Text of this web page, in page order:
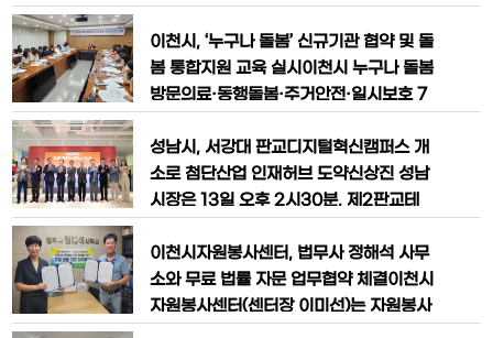
과 ▲보니타피부미용학원(성남시 금곡동
소재)은 전문 미용인을 꿈꾸는 학교 밖 청
소년에게 직장체
산업·문화·관광·인적교류 등 다양한 분야
의 협력 방안을 논의했다.랴오닝성은 중국
동북3성의 경제·사회·교통 중심지이자 한
이다.고영인 부지사는“경기도와 랴오닝성
은 제조업 중심 산업구조 및 전통산업 고
도화·신
이천시, ‘누구나 돌봄’ 신규기관 협약 및 돌
봄 통합지원 교육 실시이천시 누구나 돌봄
방문의료·동행돌봄·주거안전·일시보호 7
청 5층 중회의실에서, 「2025년 누구나
돌봄 신규 제공기관 협약식」을 개최하고,
지역사회 돌봄체계 강화를 위한 새로운 협
돌봄서비스 제공을 위해 새롭게 참여하는
7개 신규 기관이 함께했다.신규제
성남시, 서강대 판교디지털혁신캠퍼스 개
소로 첨단산업 인재허브 도약신상진 성남
시장은 13일 오후 2시30분, 제2판교테
판교디지털혁신캠퍼스 개소식에 참석해
첨단산업 기반 산학협력 생태계 조성과 전
문 인재 양성에 힘쓰겠다고 밝혔다.신상진
이천시자원봉사센터, 법무사 정해석 사무
소와 무료 법률 자문 업무협약 체결이천시
자원봉사센터(센터장 이미선)는 자원봉사